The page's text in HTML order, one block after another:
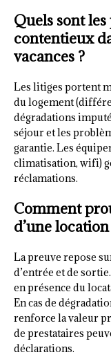
Quels sont
contentieux
vacances ?
Les litiges portent
du logement
dégradations
séjour et les
garantie. Les
climatisation, wifi)
réclamations.
Comment
d’une location
La preuve repose
d’entrée et de
en présence du
En cas de
renforce la valeur
de prestataires
déclarations.